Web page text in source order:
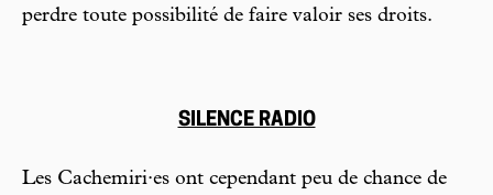
perdre toute possibilité de faire valoir ses droits.
SILENCE RADIO
Les Cachemiri·es ont cependant peu de chance de